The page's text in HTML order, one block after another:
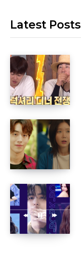
Latest Posts